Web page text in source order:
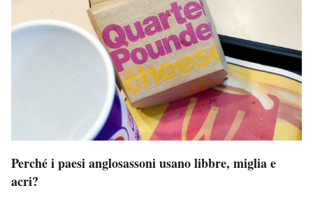
Perché i paesi anglosassoni usano libbre, miglia e
acri?